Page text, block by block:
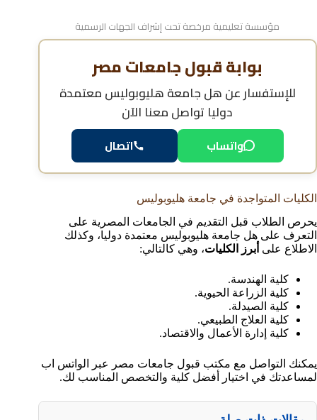
مؤسسة تعليمية مرخصة تحت إشراف الجهات الرسمية
بوابة قبول جامعات مصر
للإستفسار عنهل جامعة هليوبوليس معتمدة
دوليا تواصل معنا الآن
واتساب اتصال
الكليات المتواجدة في جامعة هليوبوليس
يحرص الطلاب قبل التقديم في الجامعات المصرية على
التعرف على هل جامعة هليوبوليس معتمدة دوليا، وكذلك
الاطلاع على أبرز الكليات، وهي كالتالي:
كلية الهندسة.
كلية الزراعة الحيوية.
كلية الصيدلة.
كلية العلاج الطبيعي.
كلية إدارة الأعمال والاقتصاد.
يمكنك التواصل مع مكتب قبول جامعات مصر عبر الواتس اب
لمساعدتك في اختيار أفضل كلية والتخصص المناسب لك.